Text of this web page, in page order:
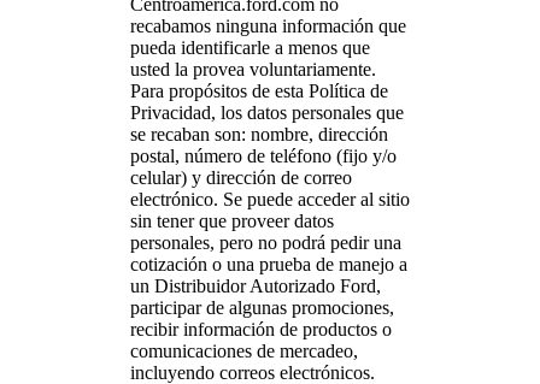
Centroamerica.ford.com no
recabamos ninguna información que
pueda identificarle a menos que
usted la provea voluntariamente.
Para propósitos de esta Política de
Privacidad, los datos personales que
se recaban son: nombre, dirección
postal, número de teléfono (fijo y/o
celular) y dirección de correo
electrónico. Se puede acceder al sitio
sin tener que proveer datos
personales, pero no podrá pedir una
cotización o una prueba de manejo a
un Distribuidor Autorizado Ford,
participar de algunas promociones,
recibir información de productos o
comunicaciones de mercadeo,
incluyendo correos electrónicos.